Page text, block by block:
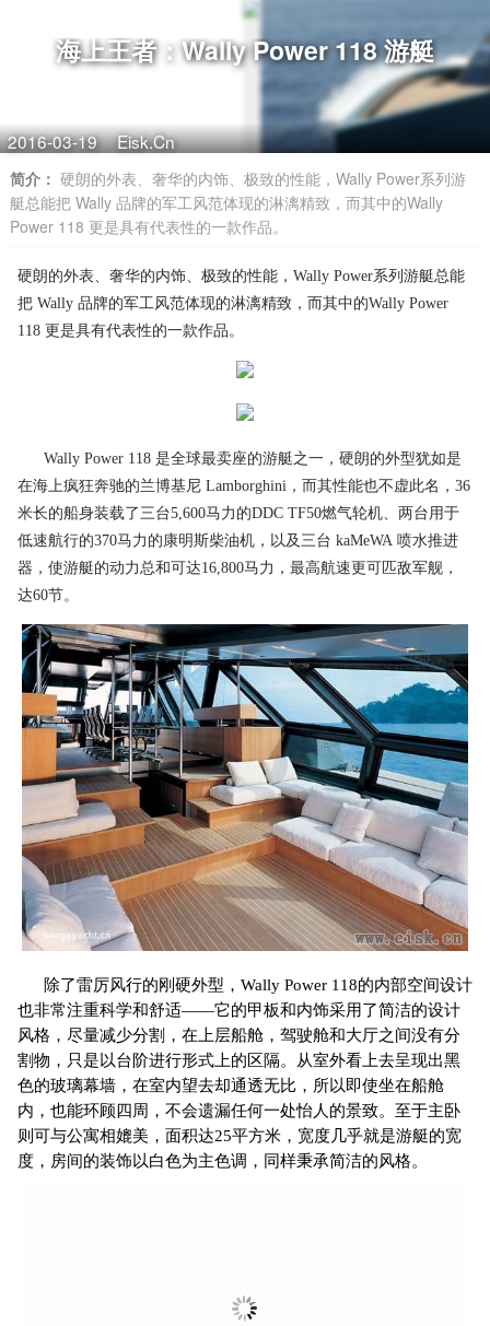
海上王者：Wally Power 118 游艇
2016-03-19 Eisk.Cn
简介： 硬朗的外表、奢华的内饰、极致的性能，Wally Power系列游
艇总能把 Wally 品牌的军工风范体现的淋漓精致，而其中的Wally
Power 118 更是具有代表性的一款作品。
硬朗的外表、奢华的内饰、极致的性能，Wally Power系列游艇总能
把 Wally 品牌的军工风范体现的淋漓精致，而其中的Wally Power
118 更是具有代表性的一款作品。
Wally Power 118 是全球最卖座的游艇之一，硬朗的外型犹如是
在海上疯狂奔驰的兰博基尼 Lamborghini，而其性能也不虚此名，36
米长的船身装载了三台5,600马力的DDC TF50燃气轮机、两台用于
低速航行的370马力的康明斯柴油机，以及三台 kaMeWA 喷水推进
器，使游艇的动力总和可达16,800马力，最高航速更可匹敌军舰，
达60节。
除了雷厉风行的刚硬外型，Wally Power 118的内部空间设计
也非常注重科学和舒适——它的甲板和内饰采用了简洁的设计
风格，尽量减少分割，在上层船舱，驾驶舱和大厅之间没有分
割物，只是以台阶进行形式上的区隔。从室外看上去呈现出黑
色的玻璃幕墙，在室内望去却通透无比，所以即使坐在船舱
内，也能环顾四周，不会遗漏任何一处怡人的景致。至于主卧
则可与公寓相媲美，面积达25平方米，宽度几乎就是游艇的宽
度，房间的装饰以白色为主色调，同样秉承简洁的风格。